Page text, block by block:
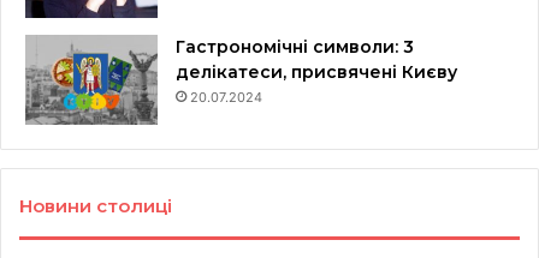
Гастрономічні символи: 3
делікатеси, присвячені Києву
20.07.2024
Новини столиці